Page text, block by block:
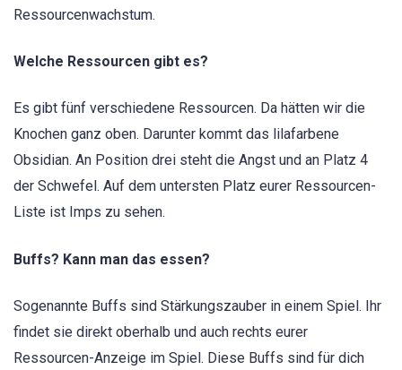
Ressourcenwachstum.
Welche Ressourcen gibt es?
Es gibt fünf verschiedene Ressourcen. Da hätten wir die
Knochen ganz oben. Darunter kommt das lilafarbene
Obsidian. An Position drei steht die Angst und an Platz 4
der Schwefel. Auf dem untersten Platz eurer Ressourcen-
Liste ist Imps zu sehen.
Buffs? Kann man das essen?
Sogenannte Buffs sind Stärkungszauber in einem Spiel. Ihr
findet sie direkt oberhalb und auch rechts eurer
Ressourcen-Anzeige im Spiel. Diese Buffs sind für dich